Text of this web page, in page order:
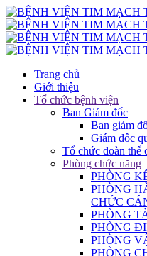
Trang chủ
Giới thiệu
Tổ chức bệnh viện
Ban Giám đốc
Ban giám
Giám đốc
Tổ chức đoàn thể
Phòng chức năng
PHÒNG
PHÒNG
CHỨC
PHÒNG
PHÒNG
PHÒNG
PHÒNG